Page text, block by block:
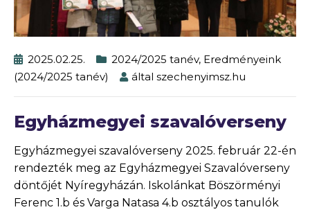
2025.02.25. 2024/2025 tanév, Eredményeink
(2024/2025 tanév)
által szechenyimsz.hu
Egyházmegyei szavalóverseny
Egyházmegyei szavalóverseny 2025. február 22-én
rendezték meg az Egyházmegyei Szavalóverseny
döntőjét Nyíregyházán. Iskolánkat Böszörményi
Ferenc 1.b és Varga Natasa 4.b osztályos tanulók